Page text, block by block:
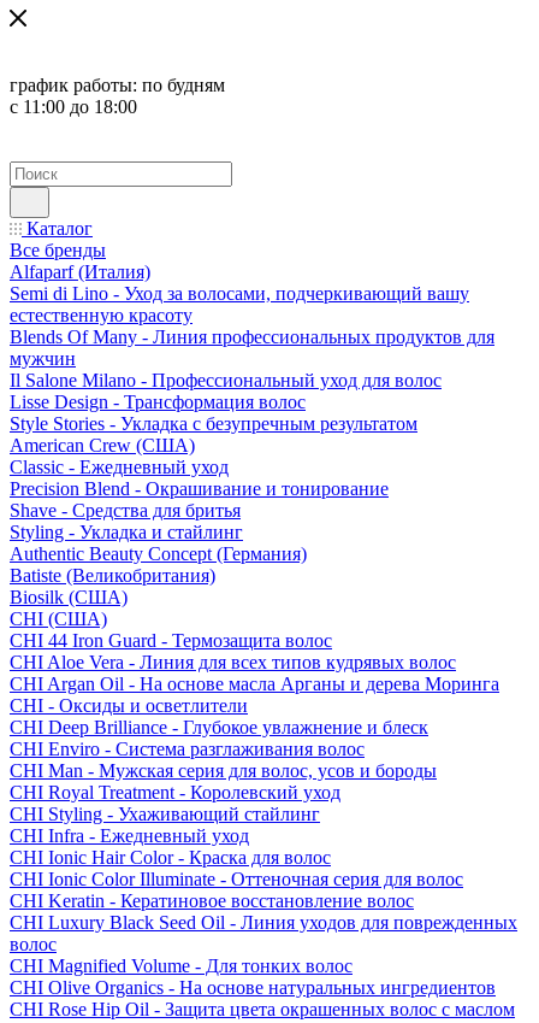
график работы: по будням
с 11:00 до 18:00
Каталог
Все бренды
Alfaparf (Италия)
Semi di Lino - Уход за волосами, подчеркивающий вашу
естественную красоту
Blends Of Many - Линия профессиональных продуктов для
мужчин
Il Salone Milano - Профессиональный уход для волос
Lisse Design - Трансформация волос
Style Stories - Укладка с безупречным результатом
American Crew (США)
Classic - Ежедневный уход
Precision Blend - Окрашивание и тонирование
Shave - Средства для бритья
Styling - Укладка и стайлинг
Authentic Beauty Concept (Германия)
Batiste (Великобритания)
Biosilk (США)
CHI (США)
CHI 44 Iron Guard - Термозащита волос
CHI Aloe Vera - Линия для всех типов кудрявых волос
CHI Argan Oil - На основе масла Арганы и дерева Моринга
CHI - Оксиды и осветлители
CHI Deep Brilliance - Глубокое увлажнение и блеск
CHI Enviro - Система разглаживания волос
CHI Man - Мужская серия для волос, усов и бороды
CHI Royal Treatment - Королевский уход
CHI Styling - Ухаживающий стайлинг
CHI Infra - Ежедневный уход
CHI Ionic Hair Color - Краска для волос
CHI Ionic Color Illuminate - Оттеночная серия для волос
CHI Keratin - Кератиновое восстановление волос
CHI Luxury Black Seed Oil - Линия уходов для поврежденных
волос
CHI Magnified Volume - Для тонких волос
CHI Olive Organics - На основе натуральных ингредиентов
CHI Rose Hip Oil - Защита цвета окрашенных волос с маслом